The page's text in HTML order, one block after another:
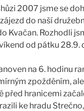
2007 jsme se
do naší
Kvačan. Rozhodli
od pátku 28.9.
na 6. hodinu
zpožděním,
před hranicemi
ke hradu